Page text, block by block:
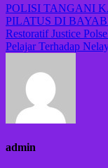
Navigasi
pos
POLISI TANGANI
PILATUS DI
Restoratif Justice
Pelajar Terhadap
admin